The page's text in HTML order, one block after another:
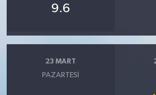
9.6
23 MART
PAZARTESI